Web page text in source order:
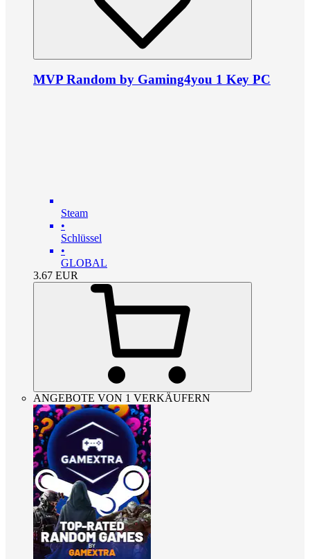
MVP Random by Gaming4you 1 Key PC
Steam
•
Schlüssel
•
GLOBAL
3.67 EUR
ANGEBOTE VON 1 VERKÄUFERN